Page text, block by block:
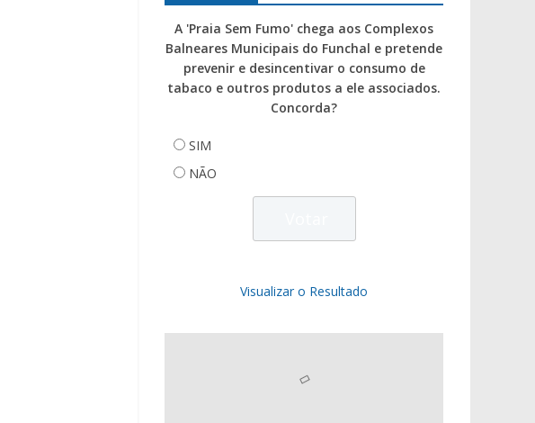
A 'Praia Sem Fumo' chega aos Complexos
Balneares Municipais do Funchal e pretende
prevenir e desincentivar o consumo de
tabaco e outros produtos a ele associados.
Concorda?
SIM
NÃO
Visualizar o Resultado